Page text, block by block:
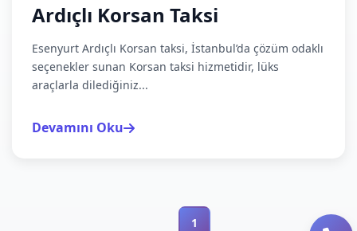
Ardıçlı Korsan Taksi
Esenyurt Ardıçlı Korsan taksi, İstanbul’da çözüm odaklı
seçenekler sunan Korsan taksi hizmetidir, lüks
araçlarla dilediğiniz...
Devamını Oku
1